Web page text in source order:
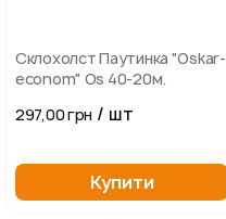
Склохолст Паутинка "Oskar-
econom" Os 40-20м.
297,00 грн / шт
Купити